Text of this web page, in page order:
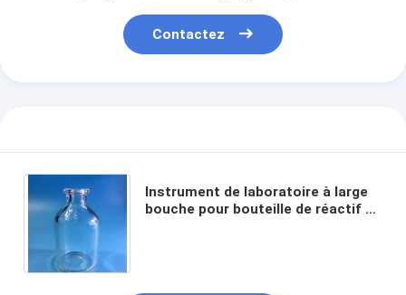
Contactez
Instrument de laboratoire à large
bouche pour bouteille de réactif à